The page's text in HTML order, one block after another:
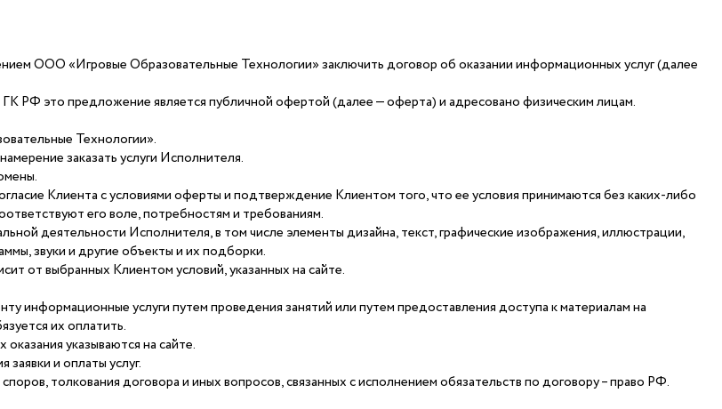
ООО «Игровые Образовательные Технологии» заключить договор об оказании информационных услуг (далее
ГК РФ это предложение является публичной офертой (далее — оферта) и адресовано физическим лицам.
Технологии».
заказать услуги Исполнителя.
Клиента с условиями оферты и подтверждение Клиентом того, что ее условия принимаются без каких-либо
его воле, потребностям и требованиям.
деятельности Исполнителя, в том числе элементы дизайна, текст, графические изображения, иллюстрации,
звуки и другие объекты и их подборки.
от выбранных Клиентом условий, указанных на сайте.
информационные услуги путем проведения занятий или путем предоставления доступа к материалам на
их оплатить.
указываются на сайте.
и оплаты услуг.
толкования договора и иных вопросов, связанных с исполнением обязательств по договору – право РФ.